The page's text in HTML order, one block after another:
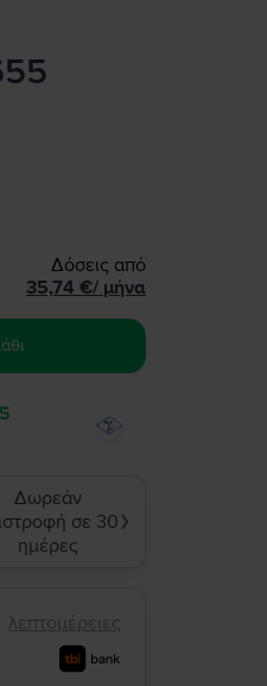
Δόσεις από
35,74 €/ μήνα
Δωρεάν
σε 30
ημέρες
❯
λεπτομέρειες